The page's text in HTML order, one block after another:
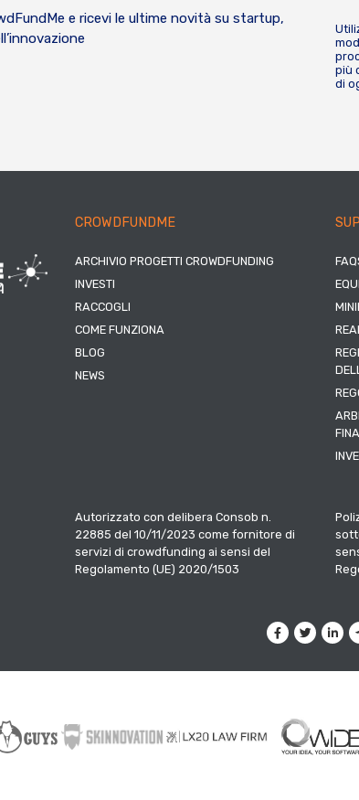
e ricevi le ultime novità su startup,
più
di
CROWDFUNDME
ARCHIVIO PROGETTI CROWDFUNDING
INVESTI
RACCOGLI
COME FUNZIONA
BLOG
NEWS
Autorizzato con delibera Consob n.
22885 del 10/11/2023 come fornitore di
servizi di crowdfunding ai sensi del
Regolamento (UE) 2020/1503